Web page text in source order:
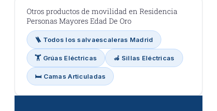
Otros productos de movilidad en Residencia
Personas Mayores Edad De Oro
🪜 Todos los salvaescaleras Madrid
🏋️ Grúas Eléctricas 🦽 Sillas Eléctricas
🛏️ Camas Articuladas